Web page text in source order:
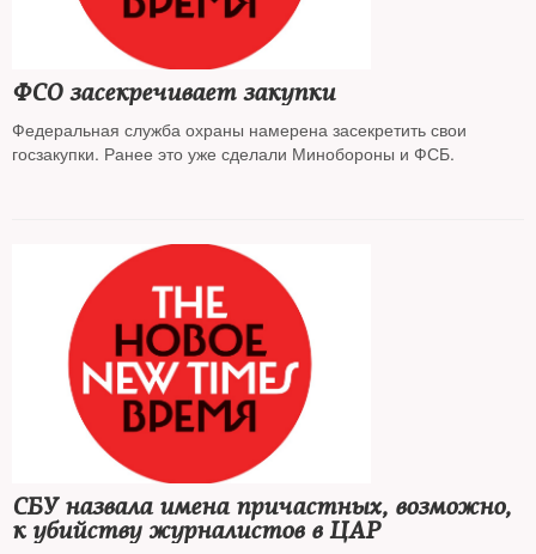
ФСО засекречивает закупки
Федеральная служба охраны намерена засекретить свои
госзакупки. Ранее это уже сделали Минобороны и ФСБ.
СБУ назвала имена причастных, возможно,
к убийству журналистов в ЦАР